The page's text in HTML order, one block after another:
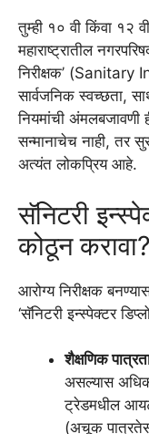
तुम्ही १० वी किंवा १२
महाराष्ट्रातील
निरीक्षक’ (Sanitary
सार्वजनिक स्वच्छता,
नियमांची अंमलबजावणी
सन्मानाचेच नाही, तर
अत्यंत लोकप्रिय आहे.
सॅनिटरी
कोठून करावा?
आरोग्य निरीक्षक
‘सॅनिटरी इन्स्पेक्टर
शैक्षणिक
असल्यास अधिक
ट्रेडमधील
(अचूक